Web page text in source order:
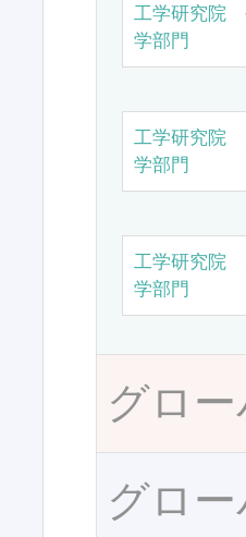
工学研究院
学部門
工学研究院
学部門
工学研究院
学部門
グロ
グロ